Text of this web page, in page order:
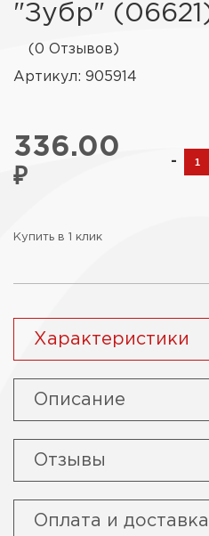
"Зубр"
(0 Отзывов)
Артикул: 905914
336.00
₽
-
Купить в 1 клик
Характеристики
Описание
Отзывы
Оплата и доставка